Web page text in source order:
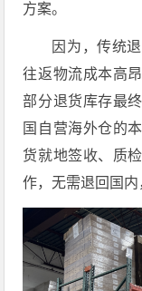
方案。
因为，传统
往返物流成本高
部分退货库存最
国自营海外仓的
货就地签收、质
作，无需退回国内